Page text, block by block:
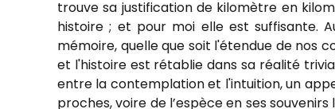
trouve sa justification de kilomètre en
histoire ; et pour moi elle est suffisante.
mémoire, quelle que soit l'étendue de nos
et l'histoire est rétablie dans sa réalité
entre la contemplation et l'intuition, un
proches, voire de l’espèce en ses